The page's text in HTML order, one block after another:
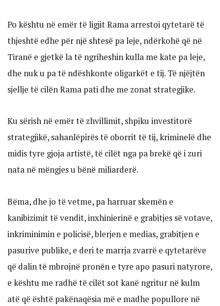
Po kështu në emër të ligjit Rama arrestoi qytetarë të
thjeshtë edhe për një shtesë pa leje, ndërkohë që në
Tiranë e gjetkë la të ngriheshin kulla me kate pa leje,
dhe nuk u pa të ndëshkonte oligarkët e tij. Të njëjtën
sjellje të cilën Rama pati dhe me zonat strategjike.
Ku sërish në emër të zhvillimit, shpiku investitorë
strategjikë, sahanlëpirës të oborrit të tij, kriminelë dhe
midis tyre gjoja artistë, të cilët nga pa brekë që i zuri
nata në mëngjes u bënë miliarderë.
Bëma, dhe jo të vetme, pa harruar skemën e
kanibizimit të vendit, inxhinierinë e grabitjes së votave,
inkriminimin e policisë, blerjen e medias, grabitjen e
pasurive publike, e deri te marrja zvarrë e qytetarëve
që dalin të mbrojnë pronën e tyre apo pasuri natyrore,
e kështu me radhë të cilët sot kanë ngritur në kulm
atë që është pakënaqësia më e madhe popullore në